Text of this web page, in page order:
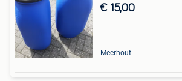
€ 15,00
Meerhout